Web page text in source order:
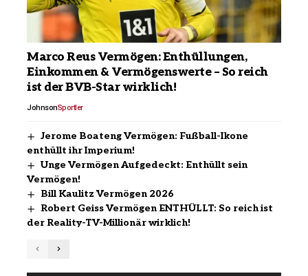
Marco Reus Vermögen: Enthüllungen,
Einkommen & Vermögenswerte – So reich
ist der BVB-Star wirklich!
JohnsonSportler
Jerome Boateng Vermögen: Fußball-Ikone
enthüllt ihr Imperium!
Unge Vermögen Aufgedeckt: Enthüllt sein
Vermögen!
Bill Kaulitz Vermögen 2026
Robert Geiss Vermögen ENTHÜLLT: So reich ist
der Reality-TV-Millionär wirklich!